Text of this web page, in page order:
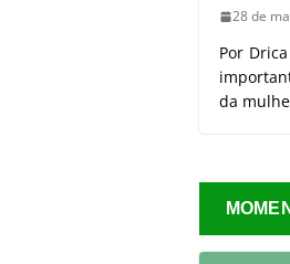
28 de
Por
da